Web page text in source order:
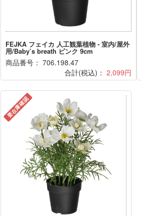
FEJKA フェイカ 人工観葉植物 - 室内/屋外
用/Baby’s breath ピンク 9cm
商品番号： 706.198.47
合計(税込)：2,099円
要在庫確認